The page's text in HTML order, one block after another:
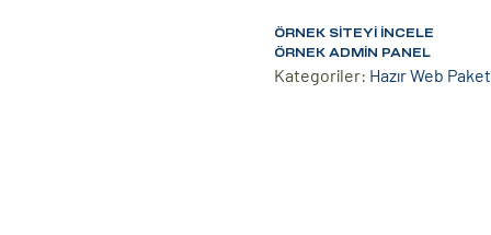
ÖRNEK SITEYI İNCELE
ÖRNEK ADMIN PANEL
Kategoriler: Hazır Web